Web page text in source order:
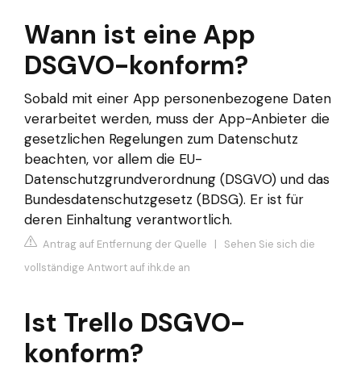
Wann ist eine App
DSGVO-konform?
Sobald mit einer App personenbezogene Daten
verarbeitet werden, muss der App-Anbieter die
gesetzlichen Regelungen zum Datenschutz
beachten, vor allem die EU-
Datenschutzgrundverordnung (DSGVO) und das
Bundesdatenschutzgesetz (BDSG). Er ist für
deren Einhaltung verantwortlich.
Antrag auf Entfernung der Quelle | Sehen Sie sich die
vollständige Antwort auf ihk.de an
Ist Trello DSGVO-
konform?